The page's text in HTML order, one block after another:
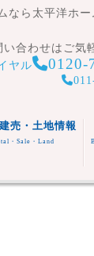
なら太平洋ホー
い合わせはご気
ヤル
0120-
売・土地情報
・Sale・Land